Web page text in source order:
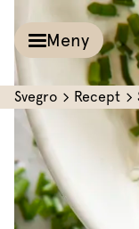
Meny
Recept
Örter &
Sallat
Svegro Recept